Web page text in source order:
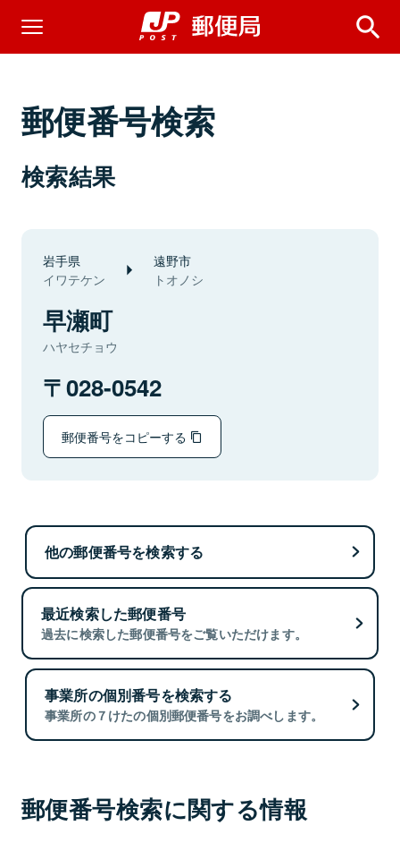
郵便番号検索
検索結果
岩手県
イワテケン
遠野市
トオノシ
早瀬町
ハヤセチョウ
028-0542
郵便番号をコピーする
他の郵便番号を検索する
最近検索した郵便番号
過去に検索した郵便番号をご覧いただけます。
事業所の個別番号を検索する
事業所の７けたの個別郵便番号をお調べします。
郵便番号検索に関する情報